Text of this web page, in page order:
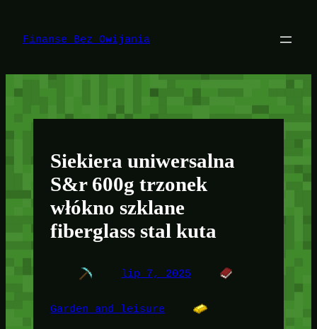
treści
Finanse Bez Owijania
Siekiera uniwersalna
S&r 600g trzonek
włókno szklane
fiberglass stal kuta
lip 7, 2025
Garden and leisure